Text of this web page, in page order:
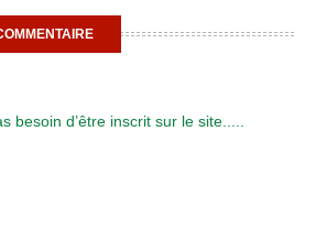
besoin d’être inscrit sur le site.....